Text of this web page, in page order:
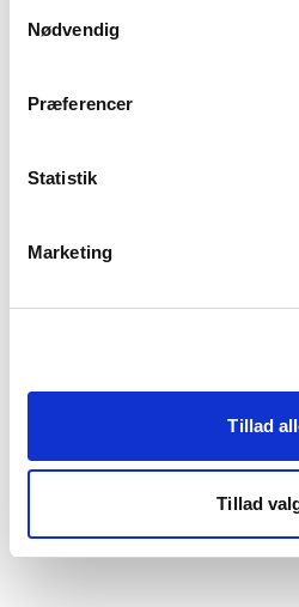
Du kan læse mere om vores
"Detaljer" eller ved at klikke
Nødvendig
Præferencer
Statistik
Marketing
Tillad
Tillad